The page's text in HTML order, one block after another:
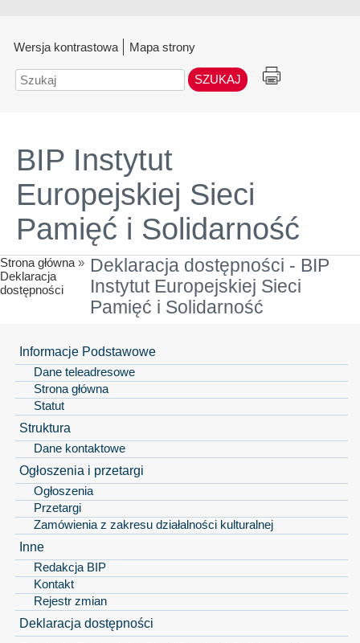
Wersja kontrastowa Mapa strony
Szukaj
BIP Instytut
Europejskiej Sieci
Pamięć i Solidarność
Strona główna »
Deklaracja
dostępności
Deklaracja dostępności - BIP
Instytut Europejskiej Sieci
Pamięć i Solidarność
Informacje Podstawowe
Dane teleadresowe
Strona główna
Statut
Struktura
Dane kontaktowe
Ogłoszenia i przetargi
Ogłoszenia
Przetargi
Zamówienia z zakresu działalności kulturalnej
Inne
Redakcja BIP
Kontakt
Rejestr zmian
Deklaracja dostępności